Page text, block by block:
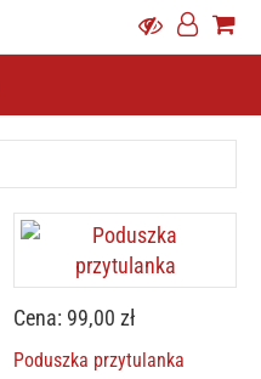
Cena: 99,00 zł
Poduszka przytulanka